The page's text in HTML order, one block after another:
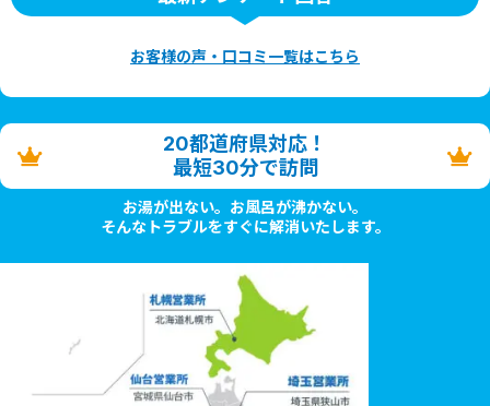
お客様の声・口コミ一覧はこちら
20都道府県対応！
最短30分で訪問
お湯が出ない。お風呂が沸かない。
そんなトラブルをすぐに解消いたします。